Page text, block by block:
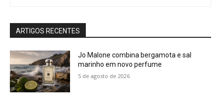
ARTIGOS RECENTES
Jo Malone combina bergamota e sal
marinho em novo perfume
5 de agosto de 2026